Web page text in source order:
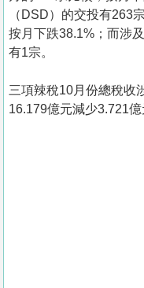
我
們
（DSD）的交投有263
按月下跌38.1%；而涉
有1宗。
三項辣稅10月份總稅收
16.179億元減少3.721億